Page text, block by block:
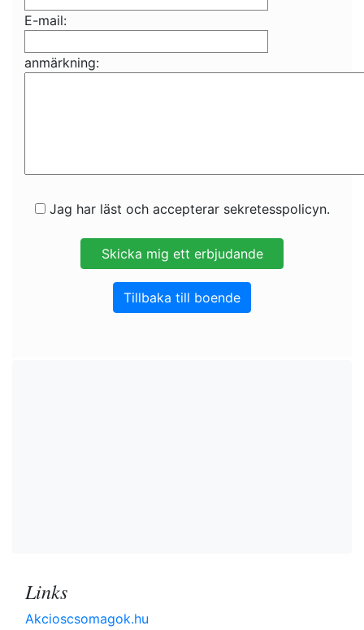
E-mail:
anmärkning:
Jag har läst och accepterar sekretesspolicyn.
Tillbaka till boende
Links
Akcioscsomagok.hu